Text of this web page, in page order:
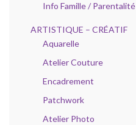
Info Famille / Parentalité
ARTISTIQUE – CRÉATIF
Aquarelle
Atelier Couture
Encadrement
Patchwork
Atelier Photo